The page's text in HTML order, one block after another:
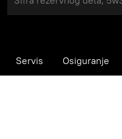
Servis Osiguranje